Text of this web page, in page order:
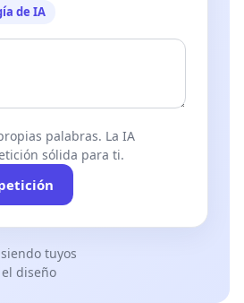
de IA
palabras. La IA
sólida para ti.
tuyos
diseño